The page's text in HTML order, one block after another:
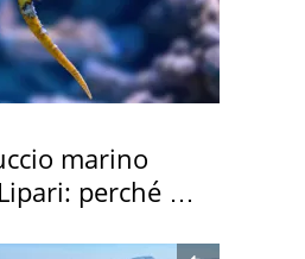
marino
perché è